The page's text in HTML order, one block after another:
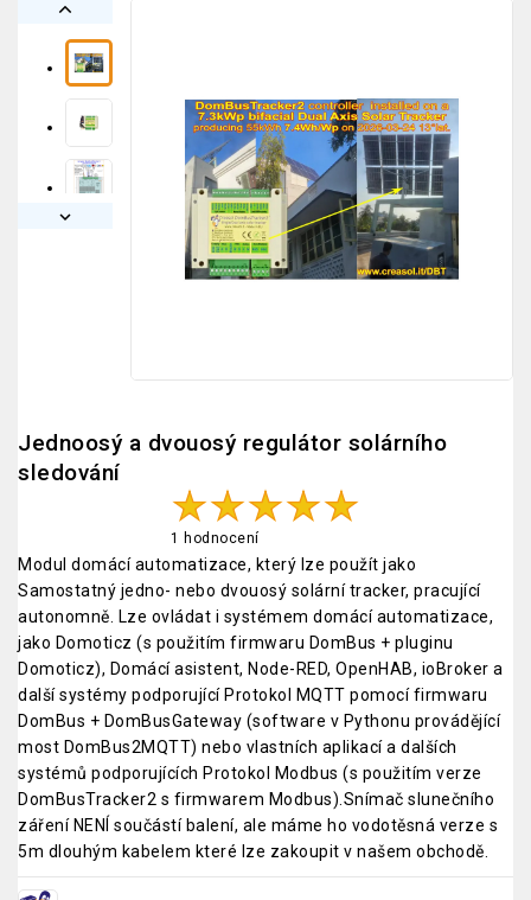


Jednoosý a dvouosý regulátor solárního
sledování
1 hodnocení
Modul domácí automatizace, který lze použít jako
Samostatný jedno- nebo dvouosý solární tracker, pracující
autonomně. Lze ovládat i systémem domácí automatizace,
jako Domoticz (s použitím firmwaru DomBus + pluginu
Domoticz), Domácí asistent, Node-RED, OpenHAB, ioBroker a
další systémy podporující Protokol MQTT pomocí firmwaru
DomBus + DomBusGateway (software v Pythonu provádějící
most DomBus2MQTT) nebo vlastních aplikací a dalších
systémů podporujících Protokol Modbus (s použitím verze
DomBusTracker2 s firmwarem Modbus).Snímač slunečního
záření NENÍ součástí balení, ale máme ho vodotěsná verze s
5m dlouhým kabelem které lze zakoupit v našem obchodě.